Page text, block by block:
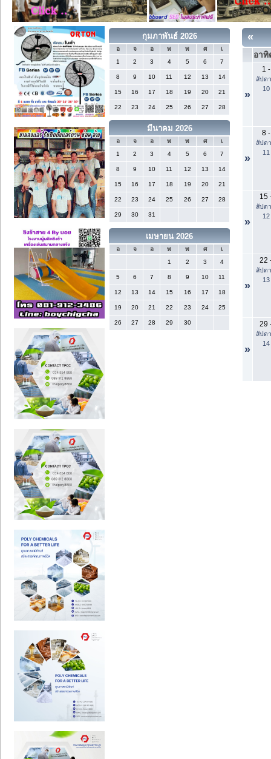
กุมภาพันธ์ 2026
อ จ อ พ พ ศ
เ
1
2 3 4 5 6 7
8 9 10 11 12 13 14
15 16 17 18 19 20 21
22 23 24 25 26 27 28
มีนาคม 2026
อ จ อ พ พ ศ
เ
1
2 3 4 5 6 7
8 9 10 11 12 13 14
15 16 17 18 19 20 21
22 23 24 25 26 27 28
29 30 31
เมษายน 2026
อ จ อ พ พ ศ
เ
1
2 3 4
5 6 7 8 9 10 11
12 13 14 15 16 17 18
19 20 21 22 23 24 25
26 27 28 29 30
«
อาทิ
»
1 -
สัปด
10
»
8-
สัปด
11
»
15
สัปด
12
»
22
สัปด
13
»
29
สัปด
14